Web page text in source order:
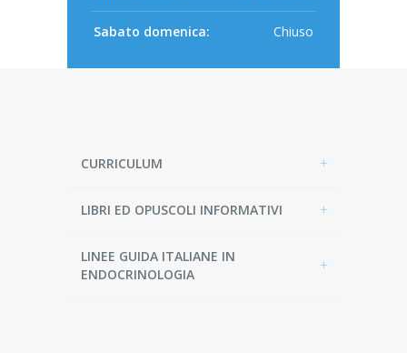
Sabato domenica: Chiuso
CURRICULUM
LIBRI ED OPUSCOLI INFORMATIVI
LINEE GUIDA ITALIANE IN
ENDOCRINOLOGIA